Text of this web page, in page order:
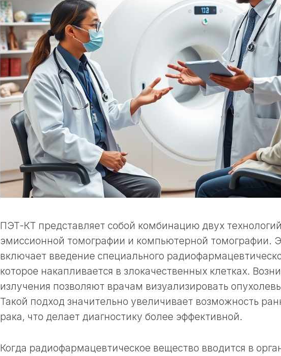
ПЭТ-КТ представляет собой комбинацию двух
эмиссионной томографии и компьютерной томографии.
включает введение специального
которое накапливается в злокачественных клетках.
излучения позволяют врачам визуализировать
Такой подход значительно увеличивает возможность
рака, что делает диагностику более эффективной.
Когда радиофармацевтическое вещество вводится в